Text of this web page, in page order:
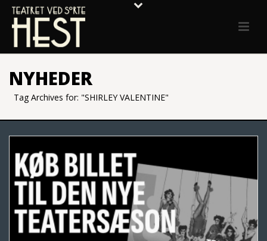
NYHEDER
Tag Archives for: "SHIRLEY VALENTINE"